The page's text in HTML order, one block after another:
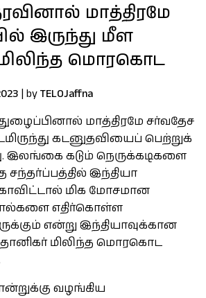
மாத்திரமே
இருந்து மீள
மிலிந்த மொரகொட
| byTELOJaffna
மாத்திரமே சர்வதேச
கடனுதவியைப் பெற்றுக்
இலங்கை கடும் நெருக்கடிகளை
சந்தர்ப்பத்தில் இந்தியா
மிக மோசமான
எதிர்கொள்ள
என்று இந்தியாவுக்கான
மிலிந்த மொரகொட
வழங்கிய